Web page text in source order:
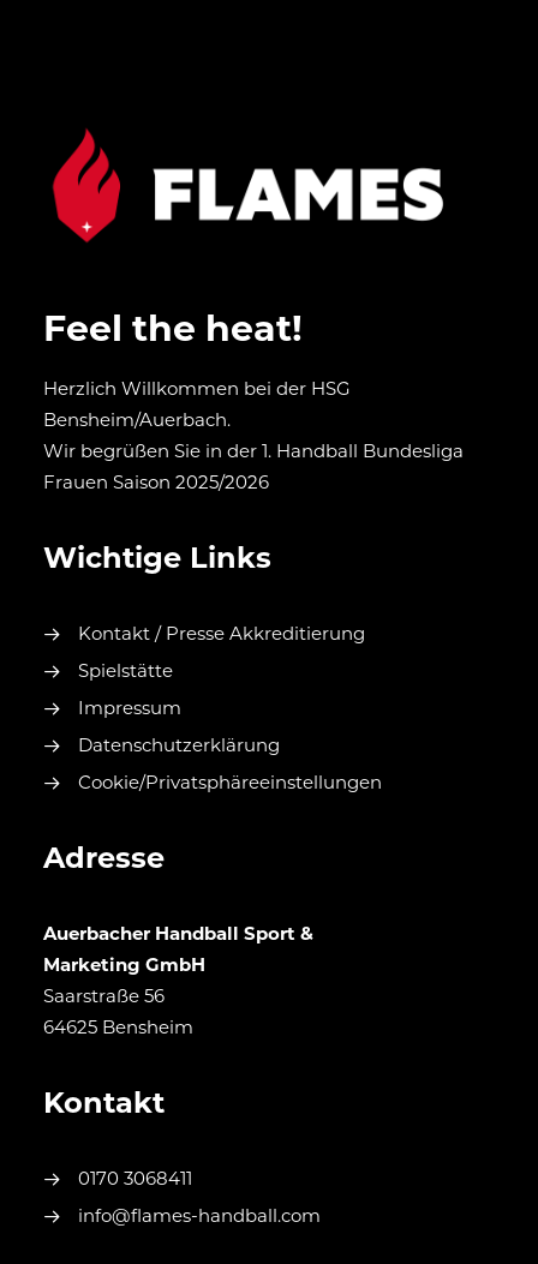
Feel the heat!
Herzlich Willkommen bei der HSG
Bensheim/Auerbach.
Wir begrüßen Sie in der 1. Handball Bundesliga
Frauen Saison 2025/2026
Wichtige Links
Kontakt / Presse Akkreditierung
Spielstätte
Impressum
Datenschutzerklärung
Cookie/Privatsphäreeinstellungen
Adresse
Auerbacher Handball Sport &
Marketing GmbH
Saarstraße 56
64625 Bensheim
Kontakt
0170 3068411
info@flames-handball.com